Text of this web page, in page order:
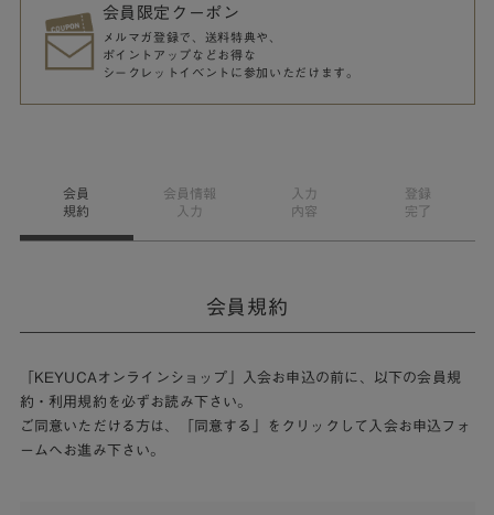
会員限定クーポン
メルマガ登録で、送料特典や、
ポイントアップなどお得な
シークレットイベントに参加いただけます。
会員
規約
会員情報
入力
入力
内容
登録
完了
会員規約
「KEYUCAオンラインショップ」入会お申込の前に、以下の会員規
約・利用規約を必ずお読み下さい。
ご同意いただける方は、「同意する」をクリックして入会お申込フォ
ームへお進み下さい。